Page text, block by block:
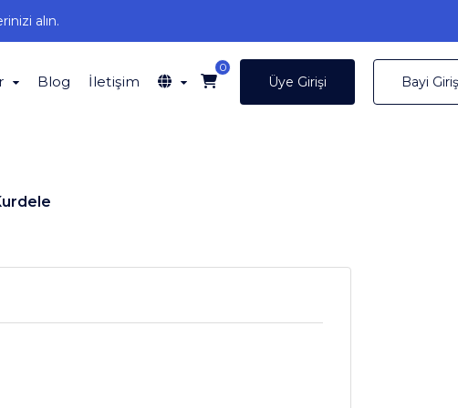
alın.
Blog İletişim
0
Üye Girişi Bayi